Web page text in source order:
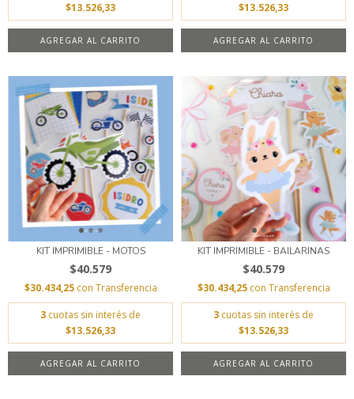
$13.526,33
AGREGAR AL CARRITO
$13.526,33
AGREGAR AL CARRITO
KIT IMPRIMIBLE - MOTOS
$40.579
$30.434,25 con Transferencia
3 cuotas sin interés de
$13.526,33
AGREGAR AL CARRITO
KIT IMPRIMIBLE - BAILARINAS
$40.579
$30.434,25 con Transferencia
3 cuotas sin interés de
$13.526,33
AGREGAR AL CARRITO